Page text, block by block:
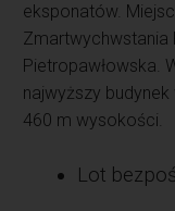
eksponatów.
Zmartwychwstania
Pietropawłowska.
najwyższy
460 m wysokości.
Lot